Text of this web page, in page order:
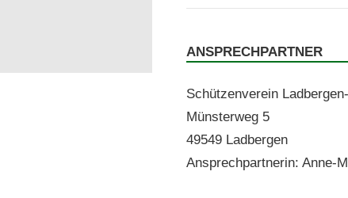
ANSPRECHPARTNER
Schützen­vere­in
Mün­ster­weg 5
49549 Ladbergen
Ansprech­part­ner­in: Anne-